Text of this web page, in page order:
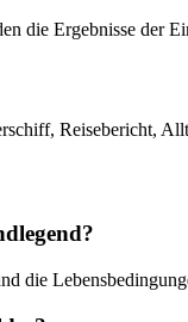
die Ergebnisse der
Reisebericht,
die